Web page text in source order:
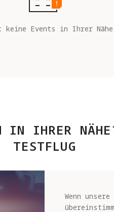
keine Events in Ihrer
IN IHRER
TESTFLUG
Wenn